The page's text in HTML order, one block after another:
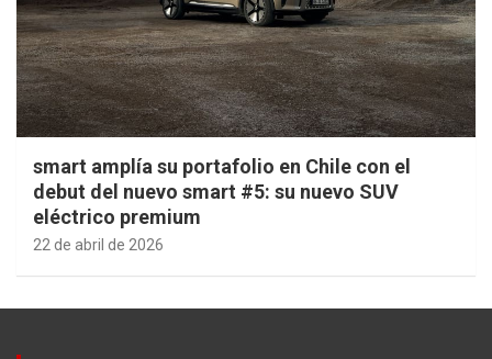
smart amplía su portafolio en Chile con el
debut del nuevo smart #5: su nuevo SUV
eléctrico premium
22 de abril de 2026